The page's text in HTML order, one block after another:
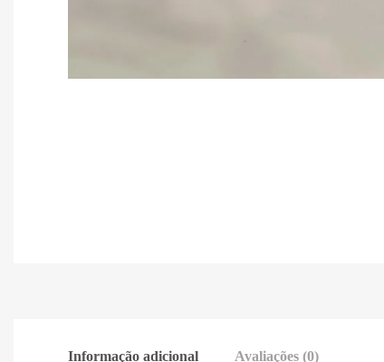
Informação adicional Avaliações (0)